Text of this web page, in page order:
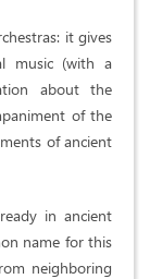
it gives
music (with a
about the
of the
of ancient
in ancient
name for this
neighboring